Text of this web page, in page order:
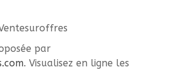
par
. Visualisez en ligne les